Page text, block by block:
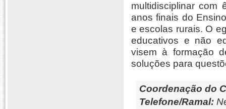
multidisciplinar com
anos finais do
e escolas rurais. O
educativos e não
visem à formação
soluções para
Coordenação do
Telefone/Ramal: